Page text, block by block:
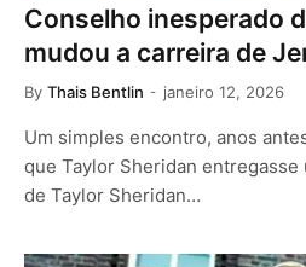
Conselho inesperado
mudou a carreira de
By Thais Bentlin janeiro 12, 2026
Um simples encontro, anos
que Taylor Sheridan
de Taylor Sheridan…